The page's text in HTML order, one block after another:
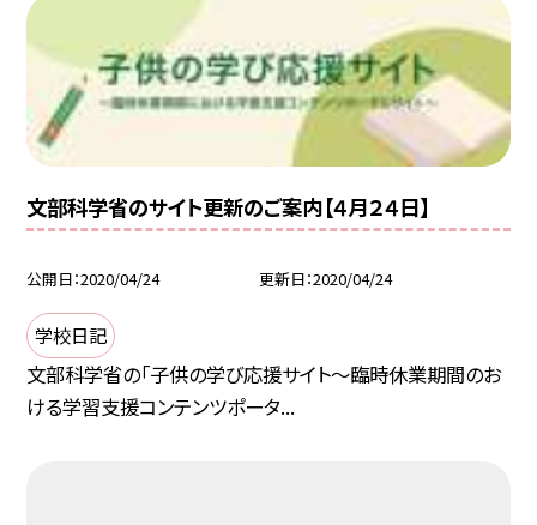
文部科学省のサイト更新のご案内【４月２４日】
公開日 2020/04/24 更新日 2020/04/24
学校日記
文部科学省の「子供の学び応援サイト〜臨時休業期間のお
ける学習支援コンテンツポータ...